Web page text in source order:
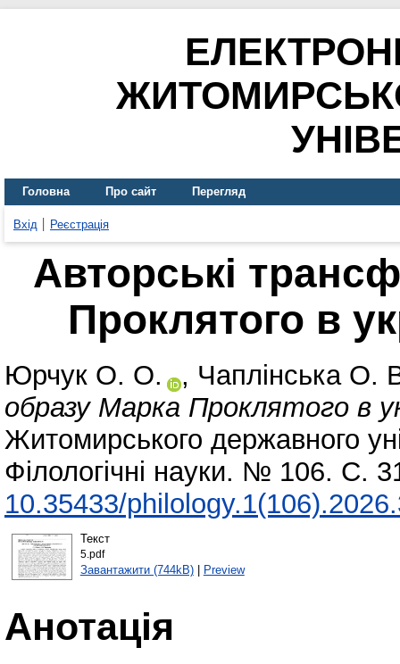
Головна Про сайт Перегляд
Вхід Реєстрація
Авторські
Проклятого в
Юрчук О. О. , Чаплінська О.
образу Марка Проклятого в
Житомирського державного
Філологічні науки. № 106. С.
10.35433/
Текст
5.pdf
Завантажити (744kB)| Preview
Анотація